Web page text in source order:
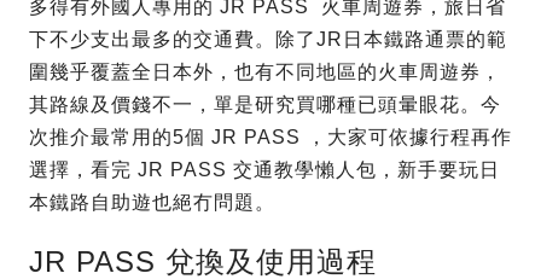
多得有外國人專用的 JR PASS 火車周遊券，旅日省
下不少支出最多的交通費。除了JR日本鐵路通票的範
圍幾乎覆蓋全日本外，也有不同地區的火車周遊券，
其路線及價錢不一，單是研究買哪種已頭暈眼花。今
次推介最常用的5個 JR PASS ，大家可依據行程再作
選擇，看完 JR PASS 交通教學懶人包，新手要玩日
本鐵路自助遊也絕冇問題。
JR PASS 兌換及使用過程